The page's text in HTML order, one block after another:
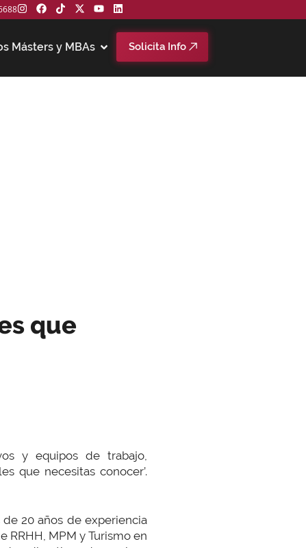
Másters y MBAs Solicita Info
que
y equipos de trabajo,
que necesitas conocer’.
20 años de experiencia
RRHH, MPM y Turismo en